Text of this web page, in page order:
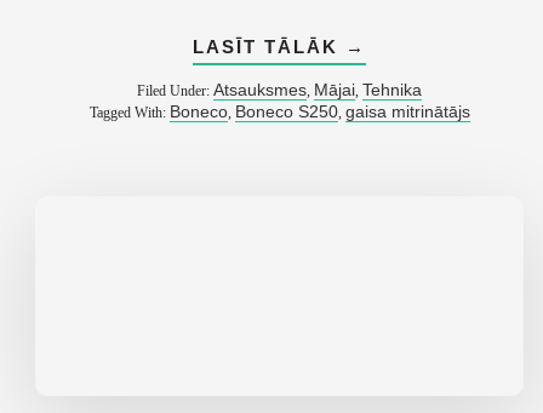
LASĪT TĀLĀK
ABOUT
ATSAUKSME
PAR
BONECO
S250
→
Filed Under:Atsauksmes Mājai ,Tehnika
Tagged With: Boneco, Boneco S250, gaisa mitrinātājs